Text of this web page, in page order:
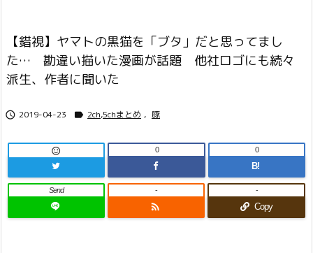
【錯視】ヤマトの黒猫を「ブタ」だと思ってまし
た… 勘違い描いた漫画が話題 他社ロゴにも続々
派生、作者に聞いた
 2019-04-23  2ch,5chまとめ , 豚
 0
B!
0
Send

-
Copy
-